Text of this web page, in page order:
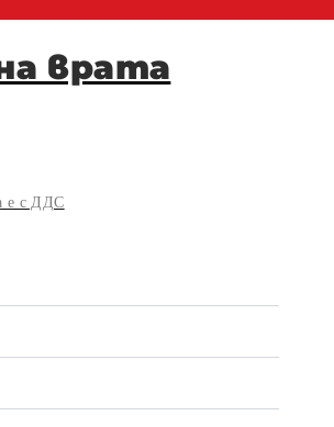
врата
е с ДДС